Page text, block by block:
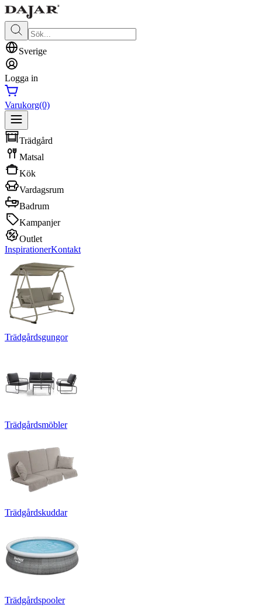
Sverige
Logga in
Varukorg(0)
Trädgård
Matsal
Kök
Vardagsrum
Badrum
Kampanjer
Outlet
InspirationerKontakt
Trädgårdsgungor
Trädgårdsmöbler
Trädgårdskuddar
Trädgårdspooler